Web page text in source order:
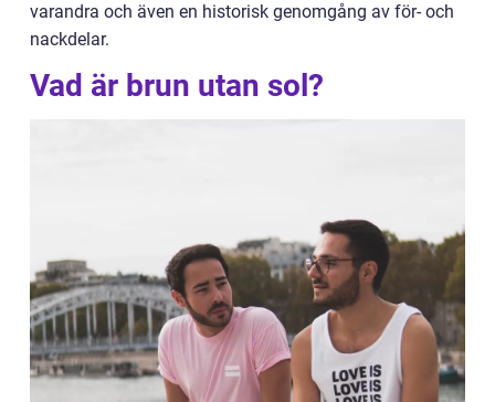
varandra och även en historisk genomgång av för- och
nackdelar.
Vad är brun utan sol?